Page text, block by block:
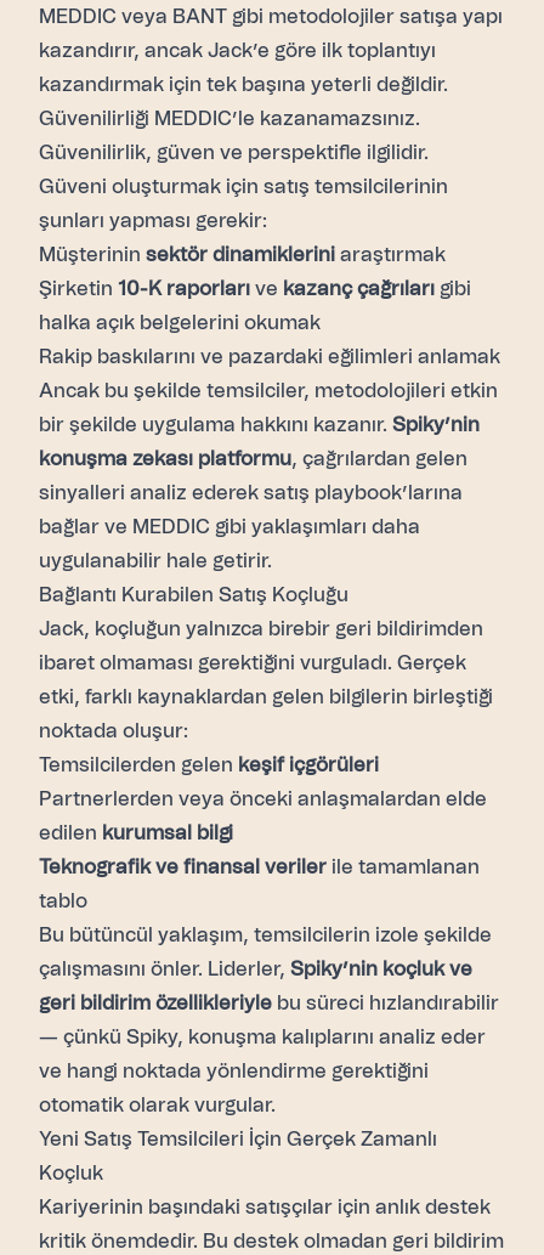
MEDDIC veya BANT gibi metodolojiler satışa yapı
kazandırır, ancak Jack’e göre ilk toplantıyı
kazandırmak için tek başına yeterli değildir.
Güvenilirliği MEDDIC’le kazanamazsınız.
Güvenilirlik, güven ve perspektifle ilgilidir.
Güveni oluşturmak için satış temsilcilerinin
şunları yapması gerekir:
Müşterinin sektör dinamiklerini araştırmak
Şirketin 10-K raporları ve kazanç çağrıları gibi
halka açık belgelerini okumak
Rakip baskılarını ve pazardaki eğilimleri anlamak
Ancak bu şekilde temsilciler, metodolojileri etkin
bir şekilde uygulama hakkını kazanır. Spiky’nin
konuşma zekası platformu, çağrılardan gelen
sinyalleri analiz ederek satış playbook’larına
bağlar ve MEDDIC gibi yaklaşımları daha
uygulanabilir hale getirir.
Bağlantı Kurabilen Satış Koçluğu
Jack, koçluğun yalnızca birebir geri bildirimden
ibaret olmaması gerektiğini vurguladı. Gerçek
etki, farklı kaynaklardan gelen bilgilerin birleştiği
noktada oluşur:
Temsilcilerden gelen keşif içgörüleri
Partnerlerden veya önceki anlaşmalardan elde
edilen kurumsal bilgi
Teknografik ve finansal veriler ile tamamlanan
tablo
Bu bütüncül yaklaşım, temsilcilerin izole şekilde
çalışmasını önler. Liderler, Spiky’nin koçluk ve
geri bildirim özellikleriyle bu süreci hızlandırabilir
— çünkü Spiky, konuşma kalıplarını analiz eder
ve hangi noktada yönlendirme gerektiğini
otomatik olarak vurgular.
Yeni Satış Temsilcileri İçin Gerçek Zamanlı
Koçluk
Kariyerinin başındaki satışçılar için anlık destek
kritik önemdedir. Bu destek olmadan geri bildirim